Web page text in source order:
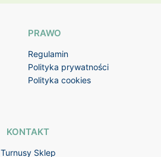
PRAWO
Regulamin
Polityka prywatności
Polityka cookies
KONTAKT
Turnusy Sklep